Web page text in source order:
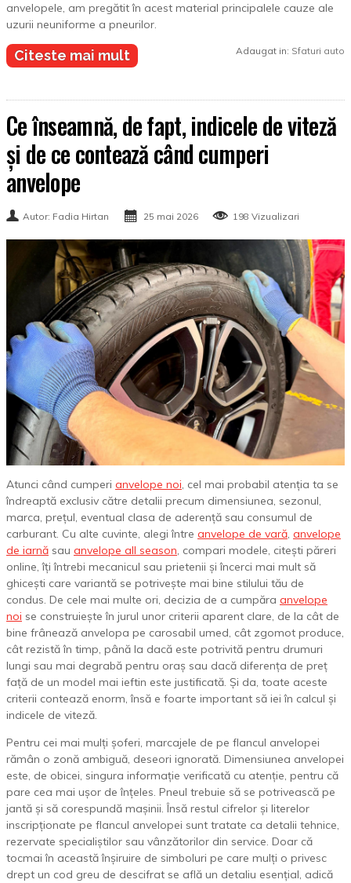
anvelopele, am pregătit în acest material principalele cauze ale
uzurii neuniforme a pneurilor.
Citeste mai mult Adaugat in: Sfaturi auto
Ce înseamnă, de fapt, indicele de viteză
și de ce contează când cumperi
anvelope
Autor: Fadia Hirtan 25 mai 2026 198 Vizualizari
Atunci când cumperi anvelope noi, cel mai probabil atenția ta se
îndreaptă exclusiv către detalii precum dimensiunea, sezonul,
marca, prețul, eventual clasa de aderență sau consumul de
carburant. Cu alte cuvinte, alegi între anvelope de vară, anvelope
de iarnă sau anvelope all season, compari modele, citești păreri
online, îți întrebi mecanicul sau prietenii și încerci mai mult să
ghicești care variantă se potrivește mai bine stilului tău de
condus. De cele mai multe ori, decizia de a cumpăra anvelope
noi se construiește în jurul unor criterii aparent clare, de la cât de
bine frânează anvelopa pe carosabil umed, cât zgomot produce,
cât rezistă în timp, până la dacă este potrivită pentru drumuri
lungi sau mai degrabă pentru oraș sau dacă diferența de preț
față de un model mai ieftin este justificată. Și da, toate aceste
criterii contează enorm, însă e foarte important să iei în calcul și
indicele de viteză.
Pentru cei mai mulți șoferi, marcajele de pe flancul anvelopei
rămân o zonă ambiguă, deseori ignorată. Dimensiunea anvelopei
este, de obicei, singura informație verificată cu atenție, pentru că
pare cea mai ușor de înțeles. Pneul trebuie să se potrivească pe
jantă și să corespundă mașinii. Însă restul cifrelor și literelor
inscripționate pe flancul anvelopei sunt tratate ca detalii tehnice,
rezervate specialiștilor sau vânzătorilor din service. Doar că
tocmai în această înșiruire de simboluri pe care mulți o privesc
drept un cod greu de descifrat se află un detaliu esențial, adică